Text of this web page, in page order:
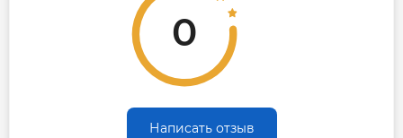
0
Написать отзыв